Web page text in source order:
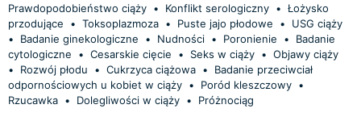
Prawdopodobieństwo ciąży • Konflikt serologiczny • Łożysko
przodujące
• Toksoplazmoza • Puste jajo płodowe •
USG ciąży
•
Badanie ginekologiczne • Nudności • Poronienie •
Badanie
cytologiczne
• Cesarskie cięcie • Seks w ciąży • Objawy ciąży
•
Rozwój płodu • Cukrzyca ciążowa •
Badanie przeciwciał
odpornościowych u kobiet w ciąży • Poród kleszczowy •
Rzucawka • Dolegliwości w ciąży • Próżnociąg